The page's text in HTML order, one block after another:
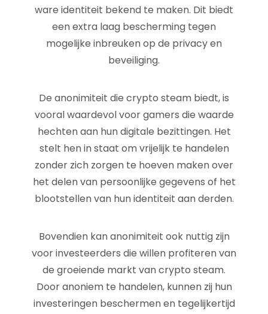
ware identiteit bekend te maken. Dit biedt
een extra laag bescherming tegen
mogelijke inbreuken op de privacy en
beveiliging.
De anonimiteit die crypto steam biedt, is
vooral waardevol voor gamers die waarde
hechten aan hun digitale bezittingen. Het
stelt hen in staat om vrijelijk te handelen
zonder zich zorgen te hoeven maken over
het delen van persoonlijke gegevens of het
blootstellen van hun identiteit aan derden.
Bovendien kan anonimiteit ook nuttig zijn
voor investeerders die willen profiteren van
de groeiende markt van crypto steam.
Door anoniem te handelen, kunnen zij hun
investeringen beschermen en tegelijkertijd